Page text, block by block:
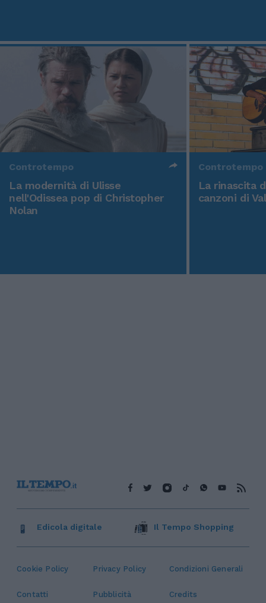
Controtempo
La modernità di Ulisse
nell'Odissea pop di Christopher
Nolan
Controtempo
La rinascita
canzoni di
Cookie Policy Privacy Policy Condizioni Generali
Contatti Pubblicità Credits
Edicola digitale Il Tempo Shopping